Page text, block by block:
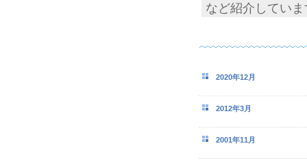
など紹介してい
2020年12月
2012年3月
2001年11月